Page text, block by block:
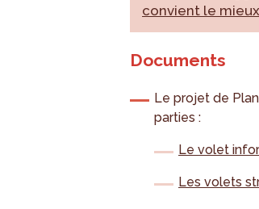
convient le mieux
Documents
Le projet de
parties :
Le volet
Les volets